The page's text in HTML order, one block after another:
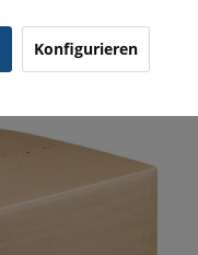
Konfigurieren